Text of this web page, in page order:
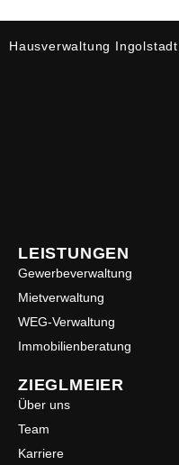
Hausverwaltung Ingolstadt
LEISTUNGEN
Gewerbeverwaltung
Mietverwaltung
WEG-Verwaltung
Immobilienberatung
ZIEGLMEIER
Über uns
Team
Karriere